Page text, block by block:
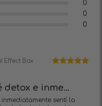
0
0
0
Effect Box
detox e inme...
sentí la